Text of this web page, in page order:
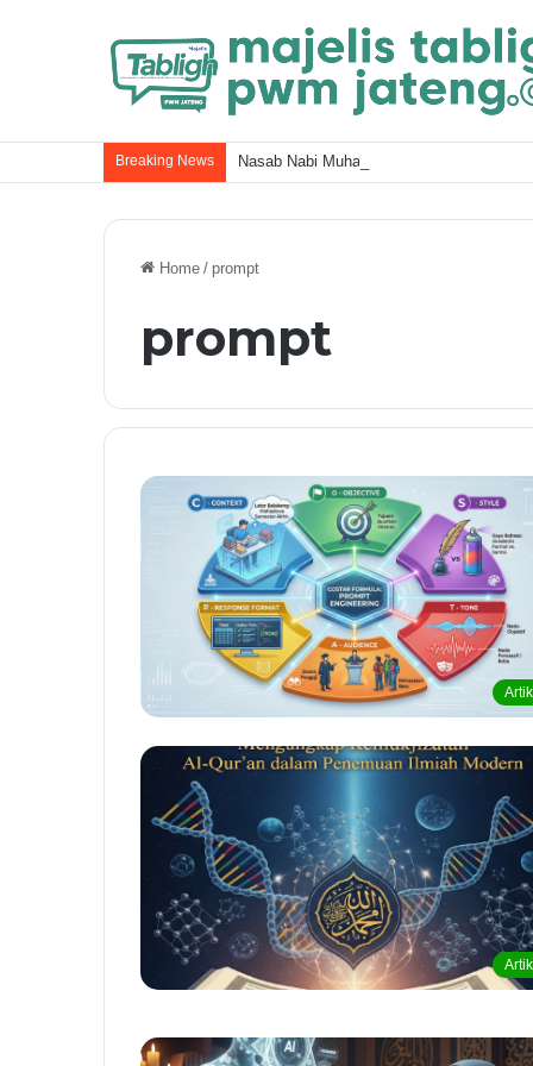
Breaking News
Home / prompt
prompt